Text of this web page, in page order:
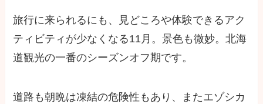
旅行に来られるにも、見どころや体験できるアク
ティビティが少なくなる11月。景色も微妙。北海
道観光の一番のシーズンオフ期です。
道路も朝晩は凍結の危険性もあり、またエゾシカ